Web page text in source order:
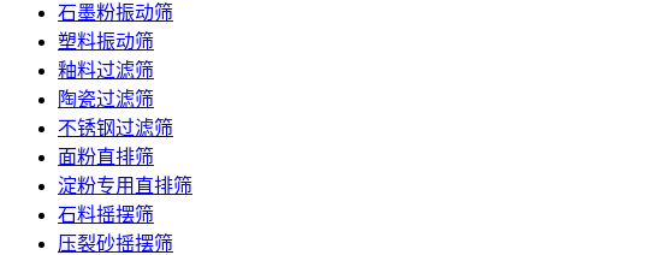
石墨粉振动筛
塑料振动筛
釉料过滤筛
陶瓷过滤筛
不锈钢过滤筛
面粉直排筛
淀粉专用直排筛
石料摇摆筛
压裂砂摇摆筛